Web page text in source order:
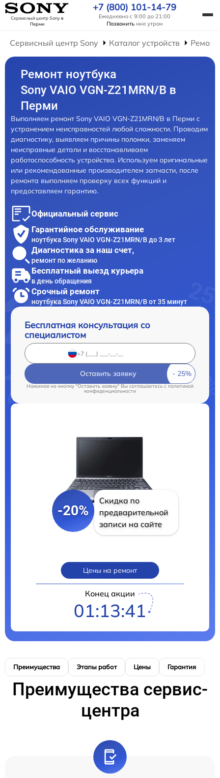
Сервисный центр Sonyв
Перми
+7 (800) 101-14-79
Ежедневно с 9:00 до 21:00
Позвонить мне утром
Сервисный центр Sony Каталог устройств
Ремонт ноутбука
Sony VAIO VGN-Z21MRN/B в
Перми
Выполняем ремонт Sony VAIO VGN-Z21MRN/B в Перми с
устранением неисправностей любой сложности. Проводим
диагностику, выявляем причины поломки, заменяем
неисправные детали и восстанавливаем
работоспособность устройства. Используем оригинальные
или рекомендованные производителем запчасти, после
ремонта выполняем проверку всех функций и
предоставляем гарантию.
Официальный сервис
Гарантийное обслуживание
ноутбука Sony VAIO VGN-Z21MRN/B до 3 лет
Диагностика за наш счет,
ремонт по желанию
Бесплатный выезд курьера
в день обращения
Срочный ремонт
ноутбука Sony VAIO VGN-Z21MRN/B от 35 минут
Бесплатная консультация со
специалистом
Оставить заявку
Нажимая на кнопку "Оставить заявку" Вы соглашаетесь cполитикой
конфиденциальности
-20%
Скидка по
предварительной
записи на сайте
Цены на ремонт
Конец акции
01:13:40
Преимущества Этапы работ Цены Гарантия
Преимущества сервис-
центра